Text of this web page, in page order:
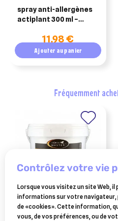
spray anti-allergènes
actiplant 300 ml –
contre les allergènes
domestiques
11,98 €
Ajouter au panier
fréquemment
HORSE MASTER
synoflex horse master
contrôlez votre vie
Lorsque vous visitez un site Web,
informations sur votre navigateur,
de «cookies». Cette information,
vous, de vos préférences, ou de